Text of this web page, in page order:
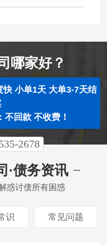
哪家好？
小单1天 大单3-7天结
回款 不收费！
2678
·债务资讯
惑讨债所有困惑
识 常见问题